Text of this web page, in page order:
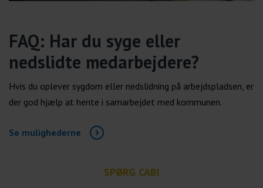
FAQ: Har du syge eller
nedslidte medarbejdere?
Hvis du oplever sygdom eller nedslidning på arbejdspladsen, er
der god hjælp at hente i samarbejdet med kommunen.
Se mulighederne
SPØRG CABI